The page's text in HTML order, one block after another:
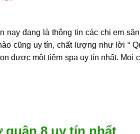
nay đang là thông tin các chị em
cũng uy tín, chất lượng như lời “
được một tiệm spa uy tín nhất.
quận 8 uy tín nhất